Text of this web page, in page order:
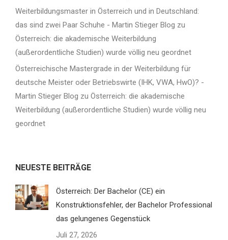
Weiterbildungsmaster in Österreich und in Deutschland:
das sind zwei Paar Schuhe - Martin Stieger Blog zu
Österreich: die akademische Weiterbildung
(außerordentliche Studien) wurde völlig neu geordnet
Österreichische Mastergrade in der Weiterbildung für
deutsche Meister oder Betriebswirte (IHK, VWA, HwO)? -
Martin Stieger Blog zu Österreich: die akademische
Weiterbildung (außerordentliche Studien) wurde völlig neu
geordnet
NEUESTE BEITRÄGE
Österreich: Der Bachelor (CE) ein
Konstruktionsfehler, der Bachelor Professional
das gelungenes Gegenstück
Juli 27, 2026